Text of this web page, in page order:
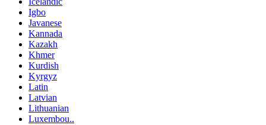
Igbo
Javanese
Kannada
Kazakh
Khmer
Kurdish
Kyrgyz
Latin
Latvian
Lithuanian
Luxembou..